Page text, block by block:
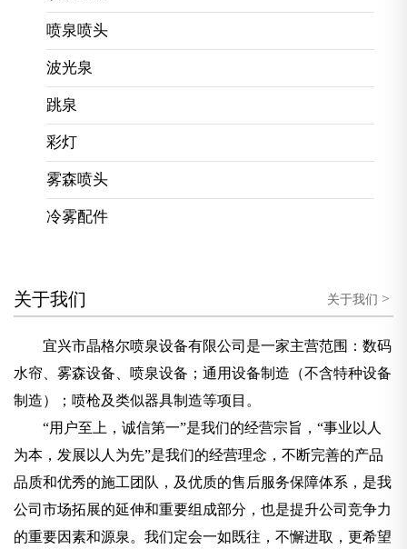
喷泉喷头
波光泉
跳泉
彩灯
雾森喷头
冷雾配件
关于我们 关于我们 >
宜兴市晶格尔喷泉设备有限公司是一家主营范围：数码
水帘、雾森设备、喷泉设备；通用设备制造（不含特种设备
制造）；喷枪及类似器具制造等项目。
“用户至上，诚信第一”是我们的经营宗旨，“事业以人
为本，发展以人为先”是我们的经营理念，不断完善的产品
品质和优秀的施工团队，及优质的售后服务保障体系，是我
公司市场拓展的延伸和重要组成部分，也是提升公司竞争力
的重要因素和源泉。我们定会一如既往，不懈进取，更希望